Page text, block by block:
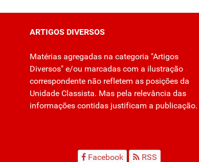
ARTIGOS DIVERSOS
Matérias agregadas na categoria "Artigos
Diversos" e/ou marcadas com a ilustração
correspondente não refletem as posições da
Unidade Classista. Mas pela relevância das
informações contidas justificam a publicação.
Facebook RSS